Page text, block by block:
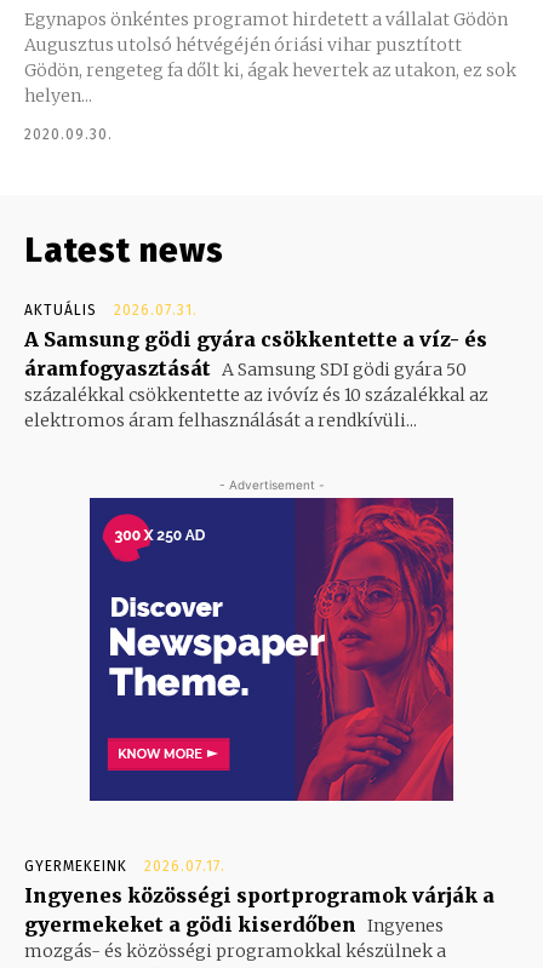
Egynapos önkéntes programot hirdetett a vállalat Gödön
Augusztus utolsó hétvégéjén óriási vihar pusztított
Gödön, rengeteg fa dőlt ki, ágak hevertek az utakon, ez sok
helyen...
2020.09.30.
Latest news
AKTUÁLIS 2026.07.31.
A Samsung gödi gyára csökkentette a víz- és
áramfogyasztását A Samsung SDI gödi gyára 50
százalékkal csökkentette az ivóvíz és 10 százalékkal az
elektromos áram felhasználását a rendkívüli...
- Advertisement -
GYERMEKEINK 2026.07.17.
Ingyenes közösségi sportprogramok várják a
gyermekeket a gödi kiserdőben
Ingyenes
mozgás- és közösségi programokkal készülnek a